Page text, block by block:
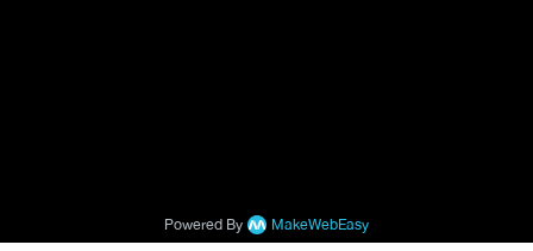
Powered By MakeWebEasy